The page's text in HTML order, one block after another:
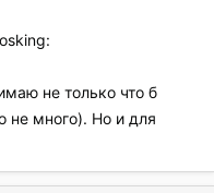
не только что б
не много). Но и для